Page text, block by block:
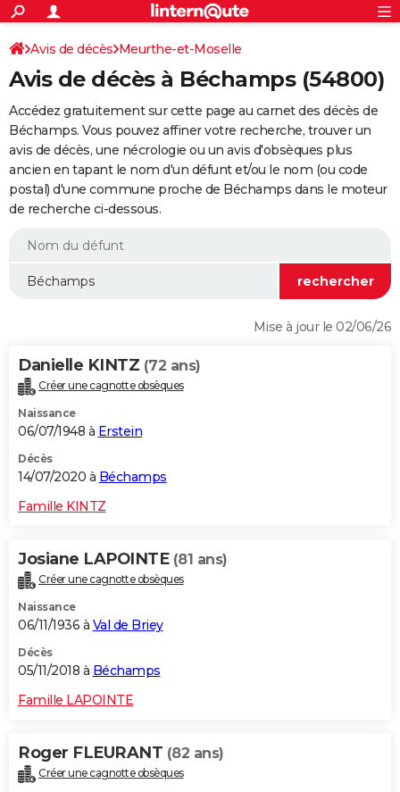
ACTUALITÉS
Politique
Société
Faits Divers
Education
Monde
Villes
+
SPORT
Coupe du monde 2026
Football
Tennis
Cyclisme
Rugby
Forum
Programme TV
TNT
Streaming
Cinéma
Sorties cinéma
Musique
+
FINANCE
Retraite
Impôts
Epargne
Immobilier
Risques naturels par ville
Banque
Assurance
Crédit
AUTO
Essais
Réserver un essai
Citadines
Berlines
SUV
Forum auto
+
HIGH-TECH
BRICOLAGE
WEEK-END
Alimentation
Guide de la santé
Maladies
Médicaments
Sommeil
VOYAGE
Destinations
City break
Voyage nature
Voyage de noces
Forum
Climat
+PHOTO
GUIDES D'ACHAT
Carte de Noël
Carte Bonne année
Carte Saint-Valentin
Carte Pâques
Carte d'anniversaire
DICTIONNAIRE
Dictionnaire
Biographies
Citations
Expressions
Proverbes
PROGRAMME TV
S'inscrire
Se connecter
Lycées
Collèges
Primaires
Universités
Entreprises
Service militaire
Avis de recherche
AVIS DE DÉCÈS
FORUM
S'inscrire
Connexion
Avis de décès Meurthe-et-Moselle
Avis de décès à Béchamps (54800)
Accédez gratuitement sur cette page au carnet des décès de
Béchamps. Vous pouvez affiner votre recherche, trouver un
avis de décès, une nécrologie ou un avis d'obsèques plus
ancien en tapant le nom d'un défunt et/ou le nom (ou code
postal) d'une commune proche de Béchamps dans le moteur
de recherche ci-dessous.
Mise à jour le 02/06/26
Danielle KINTZ (72 ans)
Créer une cagnotte obsèques
Naissance
06/07/1948 à Erstein
Décès
14/07/2020 à Béchamps
Famille KINTZ
Josiane LAPOINTE (81 ans)
Créer une cagnotte obsèques
Naissance
06/11/1936 à Val de Briey
Décès
05/11/2018 à Béchamps
Famille LAPOINTE
Roger FLEURANT (82 ans)
Créer une cagnotte obsèques